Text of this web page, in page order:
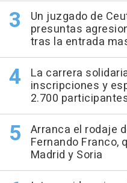
Un juzgado de
presuntas
tras la entrada
La carrera
inscripciones y
2.700
Arranca el rodaje
Fernando Franco,
Madrid y Soria